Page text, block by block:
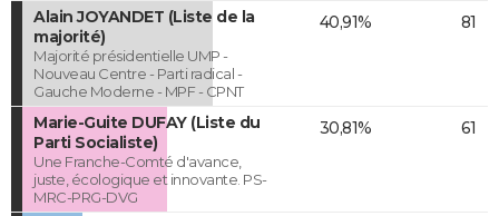
Alain JOYANDET (Liste de la
majorité)
Majorité présidentielle UMP -
Nouveau Centre - Parti radical -
Gauche Moderne - MPF - CPNT
40,91% 81
Marie-Guite DUFAY (Liste du
Parti Socialiste)
Une Franche-Comté d'avance,
juste, écologique et innovante. PS-
MRC-PRG-DVG
30,81% 61